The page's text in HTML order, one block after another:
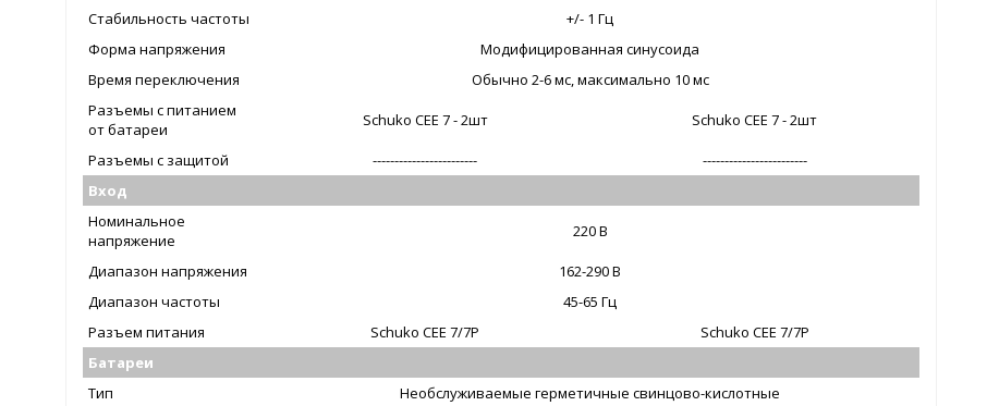
Стабильность частоты
+/- 1 Гц
Форма напряжения
Модифицированная синусоида
Время переключения
Обычно 2-6 мс, максимально 10 мс
Разъемы с питанием
от батареи
Schuko CEE 7 - 2шт Schuko CEE 7 - 2шт
Разъемы с защитой ------------------------
------------------------
Вход
Номинальное
напряжение
220 В
Диапазон напряжения
162-290 В
Диапазон частоты
45-65 Гц
Разъем питания
Schuko CEE 7/7P
Schuko CEE 7/7P
Батареи
Тип
Необслуживаемые герметичные свинцово-кислотные